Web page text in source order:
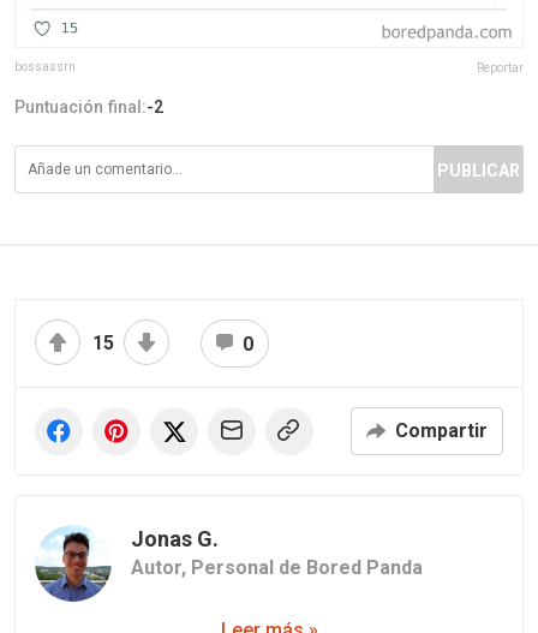
bossassrn Reportar
Puntuación final:-2
PUBLICAR
15 0
Compartir
Jonas G.
Autor, Personal de Bored Panda